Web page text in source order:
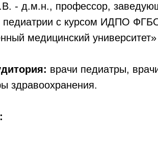
- д.м.н., профессор,
педиатрии с курсом ИДПО
медицинский
врачи педиатры,
здравоохранения.